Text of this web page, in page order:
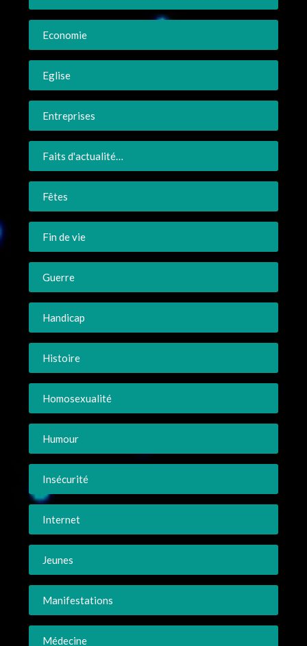
Economie
Eglise
Entreprises
Faits d'actualité…
Fêtes
Fin de vie
Guerre
Handicap
Histoire
Homosexualité
Humour
Insécurité
Internet
Jeunes
Manifestations
Médecine